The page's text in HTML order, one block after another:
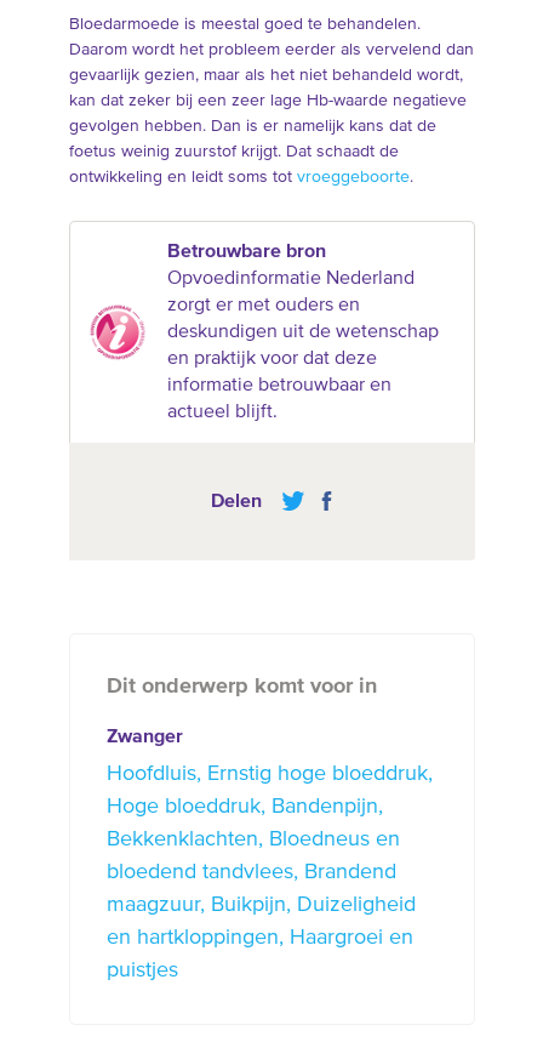
Bloedarmoede is meestal goed te behandelen.
Daarom wordt het probleem eerder als vervelend dan
gevaarlijk gezien, maar als het niet behandeld wordt,
kan dat zeker bij een zeer lage Hb-waarde negatieve
gevolgen hebben. Dan is er namelijk kans dat de
foetus weinig zuurstof krijgt. Dat schaadt de
ontwikkeling en leidt soms tot vroeggeboorte.
Betrouwbare bron
Opvoedinformatie Nederland
zorgt er met ouders en
deskundigen uit de wetenschap
en praktijk voor dat deze
informatie betrouwbaar en
actueel blijft.
Delen
Dit onderwerp komt voor in
Zwanger
Hoofdluis
Ernstig hoge bloeddruk
Hoge bloeddruk
Bandenpijn
Bekkenklachten
Bloedneus en
bloedend tandvlees
Brandend
maagzuur
Buikpijn
Duizeligheid
en hartkloppingen
Haargroei en
puistjes